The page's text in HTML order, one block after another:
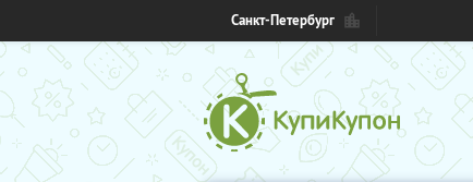
Санкт-Петербург